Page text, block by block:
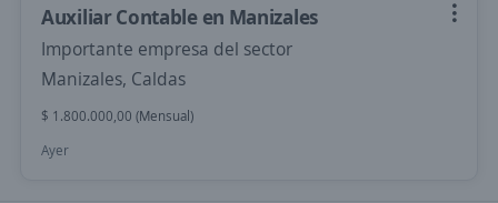
Auxiliar Contable en Manizales
Importante empresa del sector
Manizales, Caldas
$ 1.800.000,00 (Mensual)
Ayer